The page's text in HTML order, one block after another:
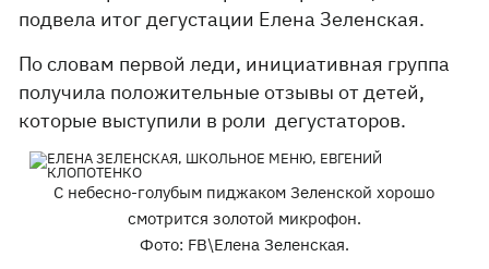
подвела итог дегустации Елена Зеленская.
По словам первой леди, инициативная группа
получила положительные отзывы от детей,
которые выступили в роли дегустаторов.
С небесно-голубым пиджаком Зеленской хорошо
смотрится золотой микрофон.
Фото: FB\Елена Зеленская.